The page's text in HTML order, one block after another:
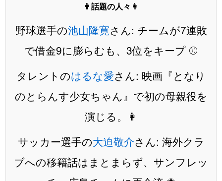
👨話題の人々👩
野球選手の池山隆寛さん: チームが7連敗
で借金9に膨らむも、3位をキープ ⚾️
タレントのはるな愛さん: 映画『となり
のとらんす少女ちゃん』で初の母親役を
演じる。👩
サッカー選手の大迫敬介さん: 海外クラ
ブへの移籍話はまとまらず、サンフレッ